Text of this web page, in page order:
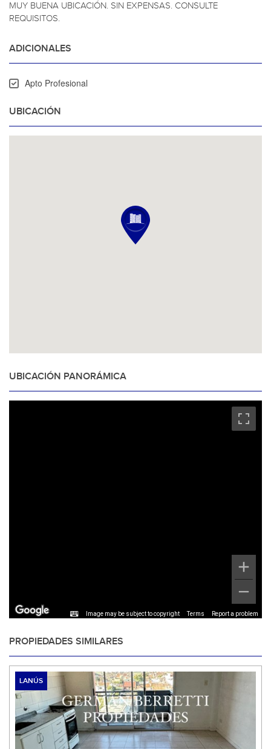
MUY BUENA UBICACIÓN. SIN EXPENSAS. CONSULTE
REQUISITOS.
ADICIONALES
Apto Profesional
UBICACIÓN
UBICACIÓN PANORÁMICA
Image may be subject to copyright Terms Report a problem
PROPIEDADES SIMILARES
LANÚS